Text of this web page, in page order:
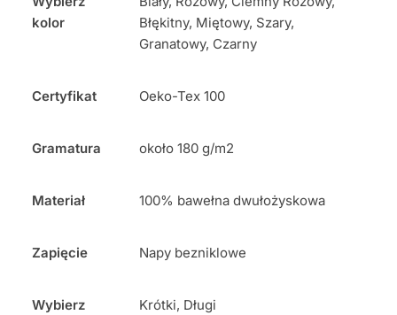
kolor
Błękitny, Miętowy, Szary,
Granatowy, Czarny
Certyfikat Oeko-Tex 100
Gramatura około 180 g/m2
Materiał 100% bawełna dwułożyskowa
Zapięcie Napy bezniklowe
Wybierz
Krótki, Długi